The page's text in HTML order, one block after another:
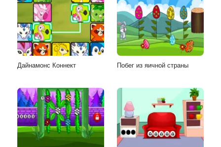
Дайнамонс Коннект Побег из яичной страны